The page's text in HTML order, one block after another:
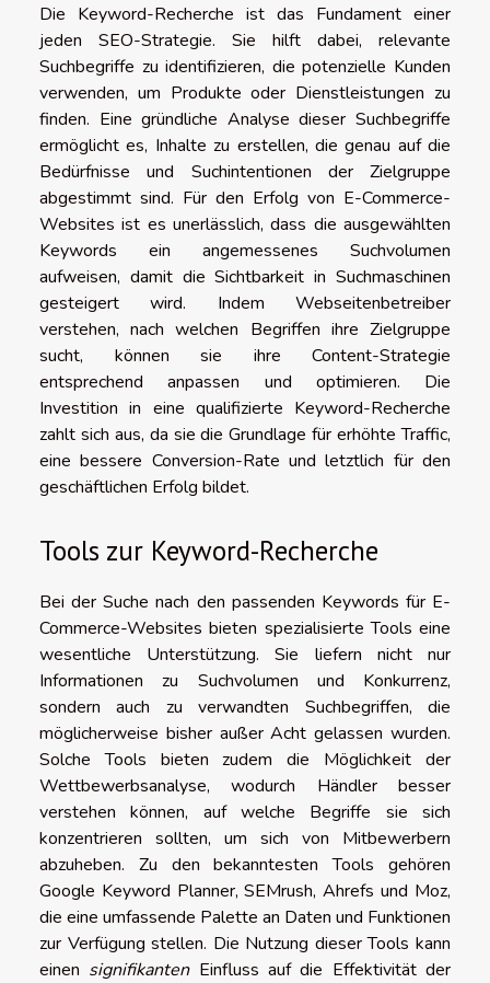
Die Keyword-Recherche ist das Fundament einer
jeden SEO-Strategie. Sie hilft dabei, relevante
Suchbegriffe zu identifizieren, die potenzielle Kunden
verwenden, um Produkte oder Dienstleistungen zu
finden. Eine gründliche Analyse dieser Suchbegriffe
ermöglicht es, Inhalte zu erstellen, die genau auf die
Bedürfnisse und Suchintentionen der Zielgruppe
abgestimmt sind. Für den Erfolg von E-Commerce-
Websites ist es unerlässlich, dass die ausgewählten
Keywords ein angemessenes Suchvolumen
aufweisen, damit die Sichtbarkeit in Suchmaschinen
gesteigert wird. Indem Webseitenbetreiber
verstehen, nach welchen Begriffen ihre Zielgruppe
sucht, können sie ihre Content-Strategie
entsprechend anpassen und optimieren. Die
Investition in eine qualifizierte Keyword-Recherche
zahlt sich aus, da sie die Grundlage für erhöhte Traffic,
eine bessere Conversion-Rate und letztlich für den
geschäftlichen Erfolg bildet.
Tools zur Keyword-Recherche
Bei der Suche nach den passenden Keywords für E-
Commerce-Websites bieten spezialisierte Tools eine
wesentliche Unterstützung. Sie liefern nicht nur
Informationen zu Suchvolumen und Konkurrenz,
sondern auch zu verwandten Suchbegriffen, die
möglicherweise bisher außer Acht gelassen wurden.
Solche Tools bieten zudem die Möglichkeit der
Wettbewerbsanalyse, wodurch Händler besser
verstehen können, auf welche Begriffe sie sich
konzentrieren sollten, um sich von Mitbewerbern
abzuheben. Zu den bekanntesten Tools gehören
Google Keyword Planner, SEMrush, Ahrefs und Moz,
die eine umfassende Palette an Daten und Funktionen
zur Verfügung stellen. Die Nutzung dieser Tools kann
einen signifikantenEinfluss auf die Effektivität der